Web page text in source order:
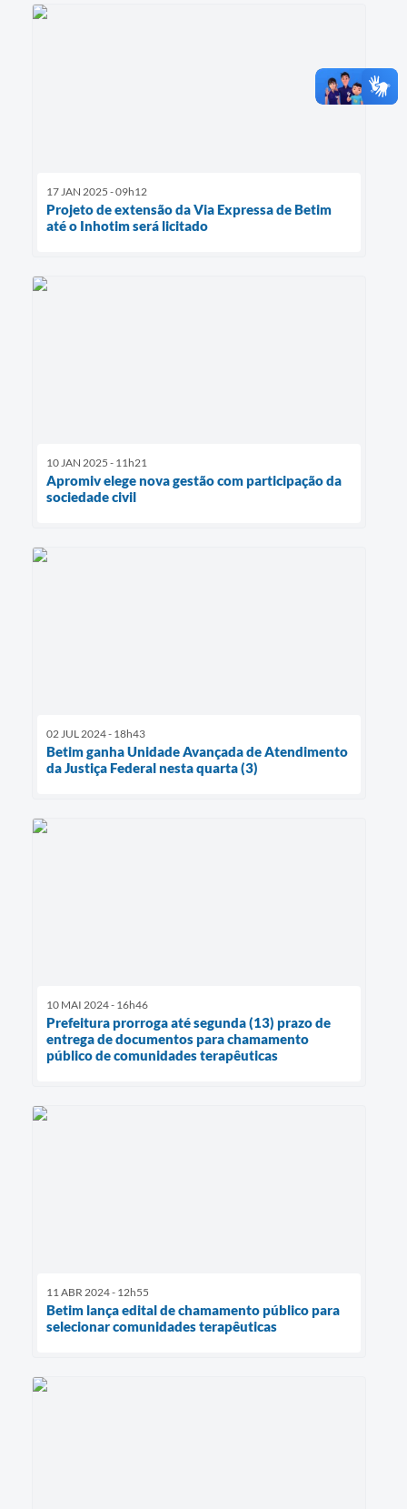
17 JAN 2025 - 09h12
Projeto de extensão da Via Expressa de Betim
até o Inhotim será licitado
10 JAN 2025 - 11h21
Apromiv elege nova gestão com participação da
sociedade civil
02 JUL 2024 - 18h43
Betim ganha Unidade Avançada de Atendimento
da Justiça Federal nesta quarta (3)
10 MAI 2024 - 16h46
Prefeitura prorroga até segunda (13) prazo de
entrega de documentos para chamamento
público de comunidades terapêuticas
11 ABR 2024 - 12h55
Betim lança edital de chamamento público para
selecionar comunidades terapêuticas